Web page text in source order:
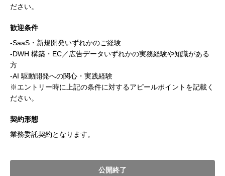
ださい。
歓迎条件
-SaaS・新規開発いずれかのご経験
-DWH 構築・EC／広告データいずれかの実務経験や知識がある
方
-AI 駆動開発への関心・実践経験
※エントリー時に上記の条件に対するアピールポイントを記載く
ださい。
契約形態
業務委託契約となります。
公開終了